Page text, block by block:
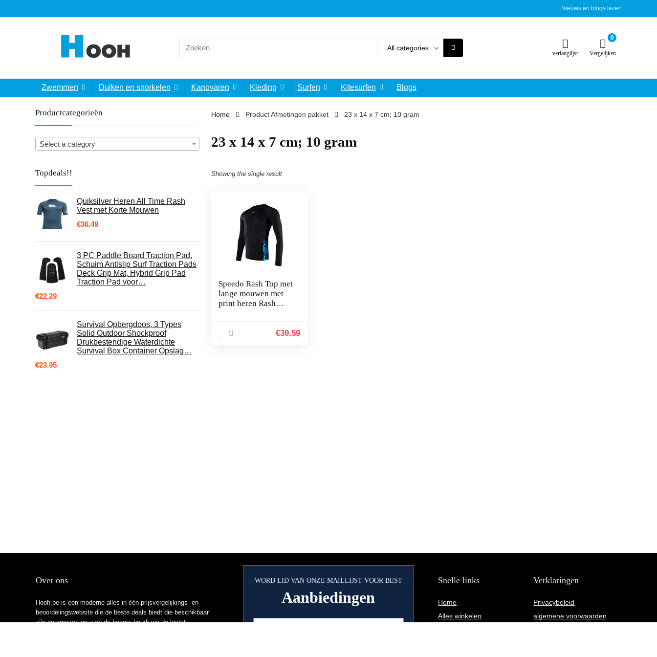
Nieuws en blogs lezen
Search
for:
All categories
verlanglijst
0
Vergelijken
Zwemmen Duiken en snorkelen Kanovaren Kleding Surfen Kitesurfen Blogs
Productcategorieën
Select a category
Topdeals!!
Quiksilver Heren All Time Rash
Vest met Korte Mouwen
€36.49
3 PC Paddle Board Traction Pad,
Schuim Antislip Surf Traction Pads
Deck Grip Mat, Hybrid Grip Pad
Traction Pad voor…
€22.29
Survival Opbergdoos, 3 Types
Solid Outdoor Shockproof
Drukbestendige Waterdichte
Survival Box Container Opslag…
€23.95
Home Product Afmetingen pakket ‎23 x 14 x 7 cm; 10 gram
‎23 x 14 x 7 cm; 10 gram
Showing the single result
Speedo Rash Top met
lange mouwen met
print heren Rash
€39.59
Over ons
Hooh.be is een moderne alles-in-één prijsvergelijkings- en
beoordelingswebsite die de beste deals biedt die beschikbaar
zijn op amazon en u op de hoogte houdt via de laatst
WORD LID VAN ONZE MAILLIJST VOOR BEST
Aanbiedingen
Snelle links
Home
Alles winkelen
Verklaringen
Privacybeleid
algemene voorwaarden